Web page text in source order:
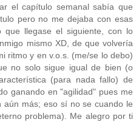
el capítulo semanal sabía que
pero no me dejaba con esas
que llegase el siguiente, con lo
mismo XD, de que volvería
ritmo y en v.o.s. (me/se lo debo)
no solo sigue igual de bien (o
(para nada fallo) de
ganando en "agilidad" pues me
aún más; eso sí no se cuando le
problema). Me alegro por ti